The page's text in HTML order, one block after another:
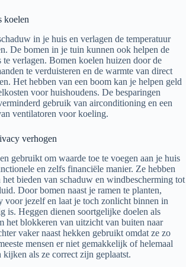
koelen
in je huis en verlagen de temperatuur
De bomen in je tuin kunnen ook helpen de
te verlagen. Bomen koelen huizen door de
te verduisteren en de warmte van direct
Het hebben van een boom kan je helpen geld
voor huishoudens. De besparingen
gebruik van airconditioning en een
ventilatoren voor koeling.
verhogen
gebruikt om waarde toe te voegen aan je huis
en zelfs financiële manier. Ze hebben
het bieden van schaduw en windbescherming tot
Door bomen naast je ramen te planten,
voor jezelf en laat je toch zonlicht binnen in
is. Heggen dienen soortgelijke doelen als
het blokkeren van uitzicht van buiten naar
vaker naast hekken gebruikt omdat ze zo
mensen er niet gemakkelijk of helemaal
als ze correct zijn geplaatst.